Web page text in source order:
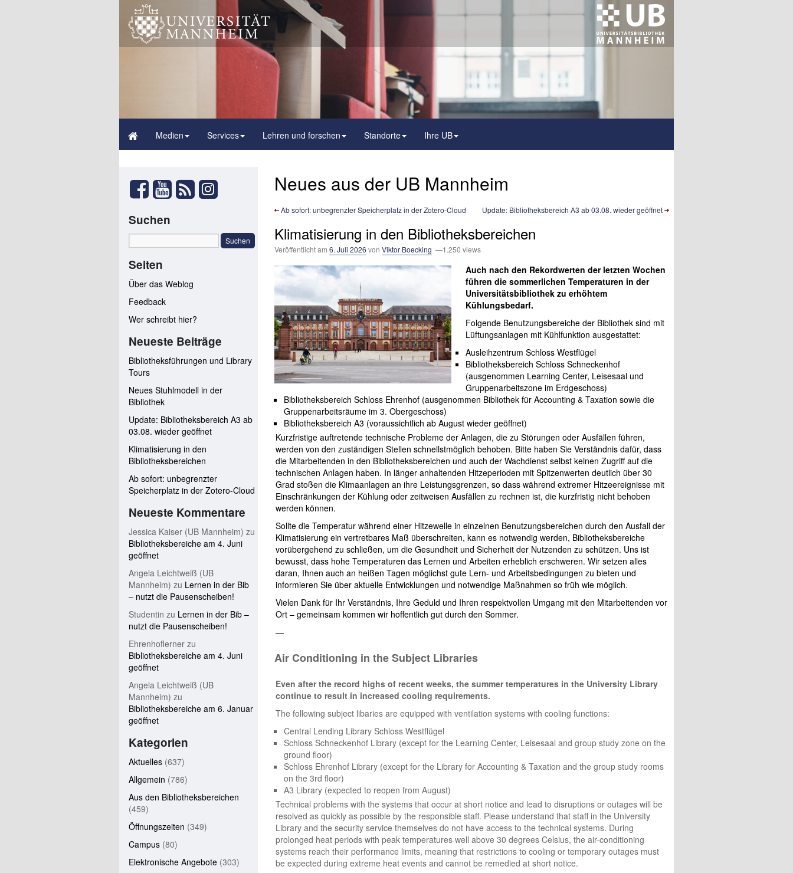
Medien Services Lehren und forschen Standorte Ihre UB
Neues aus der UB Mannheim
Ab sofort: unbegrenzter Speicherplatz in der Zotero-Cloud Update: Bibliotheksbereich A3 ab 03.08. wieder geöffnet
Klimatisierung in den Bibliotheksbereichen
Veröffentlicht am 6. Juli 2026 von Viktor Boecking —1.250 views
Auch nach den Rekordwerten der letzten Wochen
führen die sommerlichen Temperaturen in der
Universitätsbibliothek zu erhöhtem
Kühlungsbedarf.
Folgende Benutzungsbereiche der Bibliothek sind mit
Lüftungsanlagen mit Kühlfunktion ausgestattet:
Ausleihzentrum Schloss Westflügel
Bibliotheksbereich Schloss Schneckenhof
(ausgenommen Learning Center, Leisesaal und
Gruppenarbeitszone im Erdgeschoss)
Bibliotheksbereich Schloss Ehrenhof (ausgenommen Bibliothek für Accounting & Taxation sowie die
Gruppenarbeitsräume im 3. Obergeschoss)
Bibliotheksbereich A3 (voraussichtlich ab August wieder geöffnet)
Kurzfristige auftretende technische Probleme der Anlagen, die zu Störungen oder Ausfällen führen,
werden von den zuständigen Stellen schnellstmöglich behoben. Bitte haben Sie Verständnis dafür, dass
die Mitarbeitenden in den Bibliotheksbereichen und auch der Wachdienst selbst keinen Zugriff auf die
technischen Anlagen haben. In länger anhaltenden Hitzeperioden mit Spitzenwerten deutlich über 30
Grad stoßen die Klimaanlagen an ihre Leistungsgrenzen, so dass während extremer Hitzeereignisse mit
Einschränkungen der Kühlung oder zeitweisen Ausfällen zu rechnen ist, die kurzfristig nicht behoben
werden können.
Sollte die Temperatur während einer Hitzewelle in einzelnen Benutzungsbereichen durch den Ausfall der
Klimatisierung ein vertretbares Maß überschreiten, kann es notwendig werden, Bibliotheksbereiche
vorübergehend zu schließen, um die Gesundheit und Sicherheit der Nutzenden zu schützen. Uns ist
bewusst, dass hohe Temperaturen das Lernen und Arbeiten erheblich erschweren. Wir setzen alles
daran, Ihnen auch an heißen Tagen möglichst gute Lern- und Arbeitsbedingungen zu bieten und
informieren Sie über aktuelle Entwicklungen und notwendige Maßnahmen so früh wie möglich.
Vielen Dank für Ihr Verständnis, Ihre Geduld und Ihren respektvollen Umgang mit den Mitarbeitenden vor
Ort – gemeinsam kommen wir hoffentlich gut durch den Sommer.
—
Air Conditioning in the Subject Libraries
Even after the record highs of recent weeks, the summer temperatures in the University Library
continue to result in increased cooling requirements.
The following subject libaries are equipped with ventilation systems with cooling functions:
Central Lending Library Schloss Westflügel
Schloss Schneckenhof Library (except for the Learning Center, Leisesaal and group study zone on the
ground floor)
Schloss Ehrenhof Library (except for the Library for Accounting & Taxation and the group study rooms
on the 3rd floor)
A3 Library (expected to reopen from August)
Technical problems with the systems that occur at short notice and lead to disruptions or outages will be
resolved as quickly as possible by the responsible staff. Please understand that staff in the University
Library and the security service themselves do not have access to the technical systems. During
prolonged heat periods with peak temperatures well above 30 degrees Celsius, the air-conditioning
systems reach their performance limits, meaning that restrictions to cooling or temporary outages must
be expected during extreme heat events and cannot be remedied at short notice.
Suchen
Seiten
Über das Weblog
Feedback
Wer schreibt hier?
Neueste Beiträge
Bibliotheksführungen und Library
Tours
Neues Stuhlmodell in der
Bibliothek
Update: Bibliotheksbereich A3 ab
03.08. wieder geöffnet
Klimatisierung in den
Bibliotheksbereichen
Ab sofort: unbegrenzter
Speicherplatz in der Zotero-Cloud
Neueste Kommentare
Jessica Kaiser (UB Mannheim) zu
Bibliotheksbereiche am 4. Juni
geöffnet
Angela Leichtweiß (UB
Mannheim) zu Lernen in der Bib
– nutzt die Pausenscheiben!
Studentin zu Lernen in der Bib –
nutzt die Pausenscheiben!
Ehrenhoflerner zu
Bibliotheksbereiche am 4. Juni
geöffnet
Angela Leichtweiß (UB
Mannheim) zu
Bibliotheksbereiche am 6. Januar
geöffnet
Kategorien
Aktuelles (637)
Allgemein (786)
Aus den Bibliotheksbereichen
(459)
Öffnungszeiten (349)
Campus (80)
Elektronische Angebote (303)